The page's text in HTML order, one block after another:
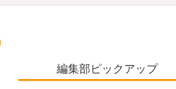
編集部ピックアップ